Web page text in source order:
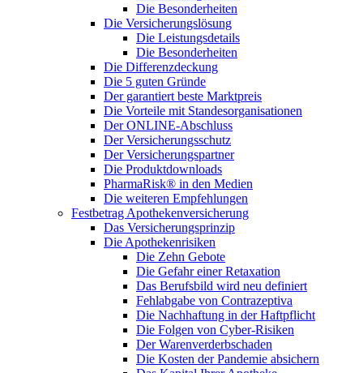
Die Besonderheiten
Die Versicherungslösung
Die Leistungsdetails
Die Besonderheiten
Die Differenzdeckung
Die 5 guten Gründe
Der garantiert beste Marktpreis
Die Vorteile mit Standesorganisationen
Der ONLINE-Abschluss
Der Versicherungsschutz
Der Versicherungspartner
Die Produktdownloads
PharmaRisk® in den Medien
Die weiteren Empfehlungen
Festbetrag Apothekenversicherung
Das Versicherungsprinzip
Die Apothekenrisiken
Die Zehn Gebote
Die Gefahr einer Retaxation
Das Berufsbild wird neu definiert
Fehlabgabe von Contrazeptiva
Die Nachhaftung in der Haftpflicht
Die Folgen von Cyber-Risiken
Der Warenverderbschaden
Die Kosten der Pandemie absichern